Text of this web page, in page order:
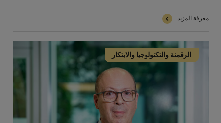
معرفة المزيد
الرقمنة والتكنولوجيا والابتكار